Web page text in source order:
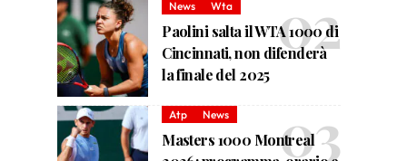
News Wta
Paolini salta il WTA 1000 di
Cincinnati, non difenderà
la finale del 2025
Atp News
Masters 1000 Montreal